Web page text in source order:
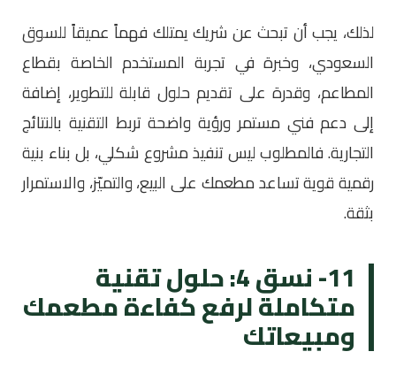
لذلك، يجب أن تبحث عن شريك يمتلك فهماً عميقاً للسوق
السعودي، وخبرة في تجربة المستخدم الخاصة بقطاع
المطاعم، وقدرة على تقديم حلول قابلة للتطوير، إضافة
إلى دعم فني مستمر ورؤية واضحة تربط التقنية بالنتائج
التجارية. فالمطلوب ليس تنفيذ مشروع شكلي، بل بناء بنية
رقمية قوية تساعد مطعمك على البيع، والتميّز، والاستمرار
بثقة.
11- نسق 4: حلول تقنية
متكاملة لرفع كفاءة مطعمك
ومبيعاتك